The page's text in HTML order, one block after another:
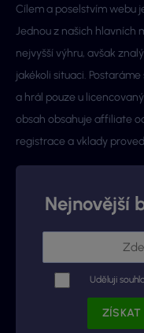
Cílem a poselstvím webu
Jednou z našich hlavních
nejvyšší výhru, avšak
jakékoli situaci.
a hrál pouze u
obsah obsahuje affiliate
registrace a vklady
Nejnovější
Uděluji